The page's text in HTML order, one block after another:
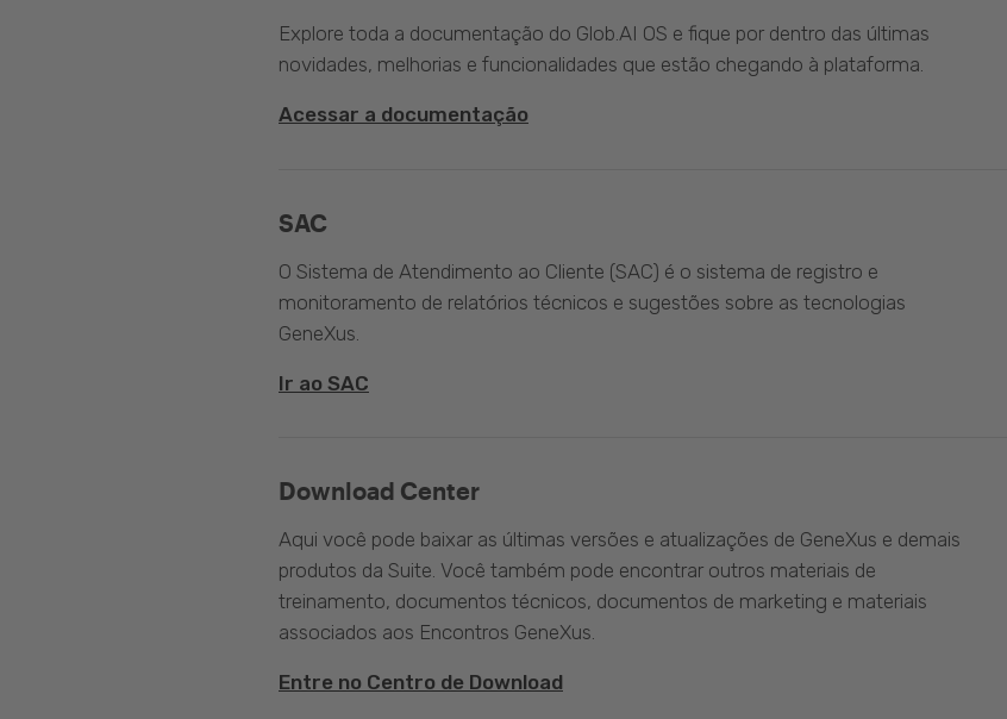
Explore toda a documentação do Glob.AI OS e fique por dentro das últimas
novidades, melhorias e funcionalidades que estão chegando à plataforma.
Acessar a documentação
SAC
O Sistema de Atendimento ao Cliente (SAC) é o sistema de registro e
monitoramento de relatórios técnicos e sugestões sobre as tecnologias
GeneXus.
Ir ao SAC
Download Center
Aqui você pode baixar as últimas versões e atualizações de GeneXus e demais
produtos da Suite. Você também pode encontrar outros materiais de
treinamento, documentos técnicos, documentos de marketing e materiais
associados aos Encontros GeneXus.
Entre no Centro de Download